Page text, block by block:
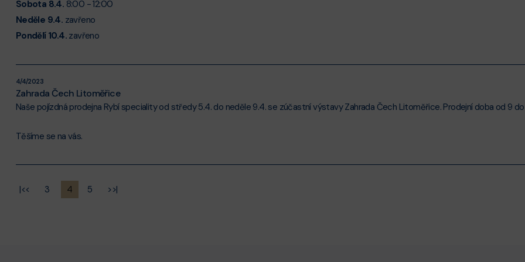
Sobota 8.4. 8:00 - 12:00
Neděle 9.4. zavřeno
Pondělí 10.4. zavřeno
4/4/2023
Zahrada Čech Litoměřice
Naše pojízdná prodejna Rybí speciality od středy 5.4. do neděle 9.4. se zúčastní výstavy Zahrada Čech Litoměřice. Prodejní doba od 9 do
Těšíme se na vás.
|<< 3 4 5 >>|